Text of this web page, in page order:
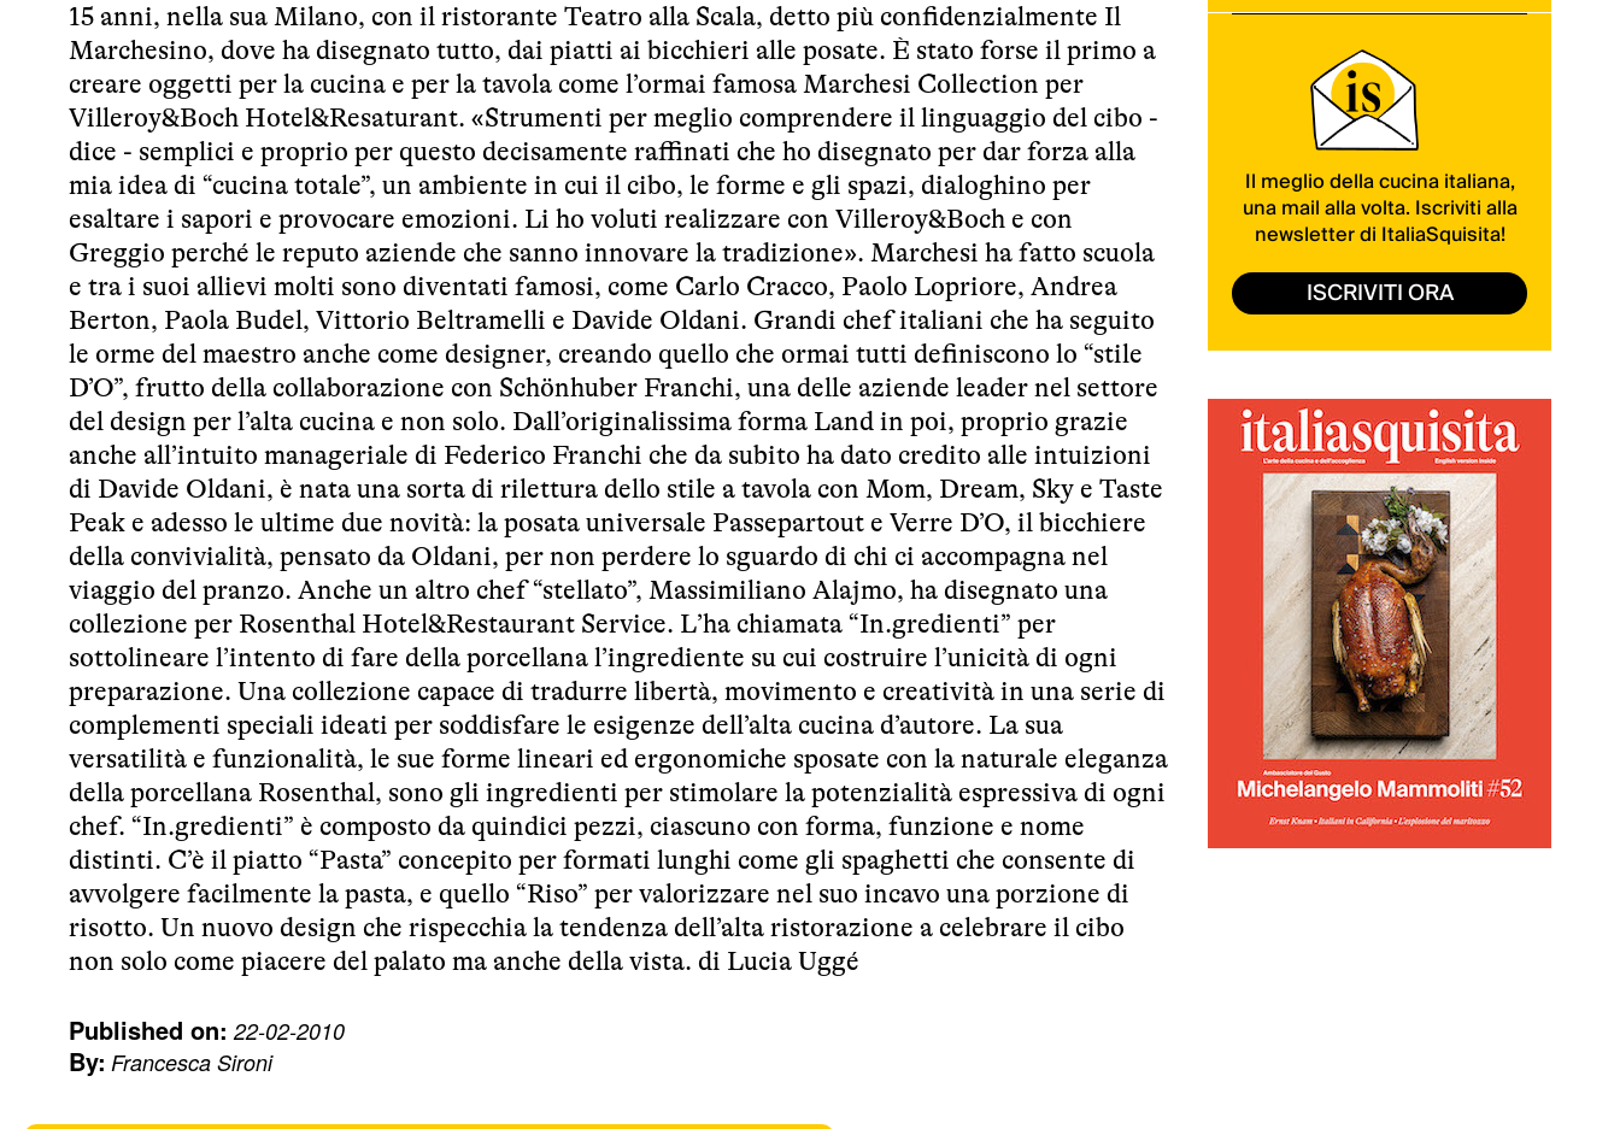
15 anni, nella sua Milano, con il ristorante Teatro alla Scala, detto più confidenzialmente Il
Marchesino, dove ha disegnato tutto, dai piatti ai bicchieri alle posate. È stato forse il primo a
creare oggetti per la cucina e per la tavola come l’ormai famosa Marchesi Collection per
Villeroy&Boch Hotel&Resaturant. «Strumenti per meglio comprendere il linguaggio del cibo -
dice - semplici e proprio per questo decisamente raffinati che ho disegnato per dar forza alla
mia idea di “cucina totale”, un ambiente in cui il cibo, le forme e gli spazi, dialoghino per
esaltare i sapori e provocare emozioni. Li ho voluti realizzare con Villeroy&Boch e con
Greggio perché le reputo aziende che sanno innovare la tradizione». Marchesi ha fatto scuola
e tra i suoi allievi molti sono diventati famosi, come Carlo Cracco, Paolo Lopriore, Andrea
Berton, Paola Budel, Vittorio Beltramelli e Davide Oldani. Grandi chef italiani che ha seguito
le orme del maestro anche come designer, creando quello che ormai tutti definiscono lo “stile
D’O”, frutto della collaborazione con Schönhuber Franchi, una delle aziende leader nel settore
del design per l’alta cucina e non solo. Dall’originalissima forma Land in poi, proprio grazie
anche all’intuito manageriale di Federico Franchi che da subito ha dato credito alle intuizioni
di Davide Oldani, è nata una sorta di rilettura dello stile a tavola con Mom, Dream, Sky e Taste
Peak e adesso le ultime due novità: la posata universale Passepartout e Verre D’O, il bicchiere
della convivialità, pensato da Oldani, per non perdere lo sguardo di chi ci accompagna nel
viaggio del pranzo. Anche un altro chef “stellato”, Massimiliano Alajmo, ha disegnato una
collezione per Rosenthal Hotel&Restaurant Service. L’ha chiamata “In.gredienti” per
sottolineare l’intento di fare della porcellana l’ingrediente su cui costruire l’unicità di ogni
preparazione. Una collezione capace di tradurre libertà, movimento e creatività in una serie di
complementi speciali ideati per soddisfare le esigenze dell’alta cucina d’autore. La sua
versatilità e funzionalità, le sue forme lineari ed ergonomiche sposate con la naturale eleganza
della porcellana Rosenthal, sono gli ingredienti per stimolare la potenzialità espressiva di ogni
chef. “In.gredienti” è composto da quindici pezzi, ciascuno con forma, funzione e nome
distinti. C’è il piatto “Pasta” concepito per formati lunghi come gli spaghetti che consente di
avvolgere facilmente la pasta, e quello “Riso” per valorizzare nel suo incavo una porzione di
risotto. Un nuovo design che rispecchia la tendenza dell’alta ristorazione a celebrare il cibo
non solo come piacere del palato ma anche della vista. di Lucia Uggé
Published on: 22-02-2010
By: Francesca Sironi
Il meglio della cucina italiana,
una mail alla volta. Iscriviti alla
newsletter di ItaliaSquisita!
ISCRIVITI ORA